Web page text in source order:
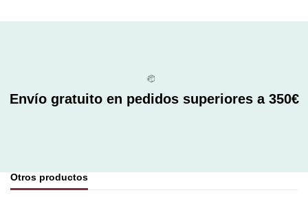
Envío gratuito en pedidos superiores a 350€
Otros productos